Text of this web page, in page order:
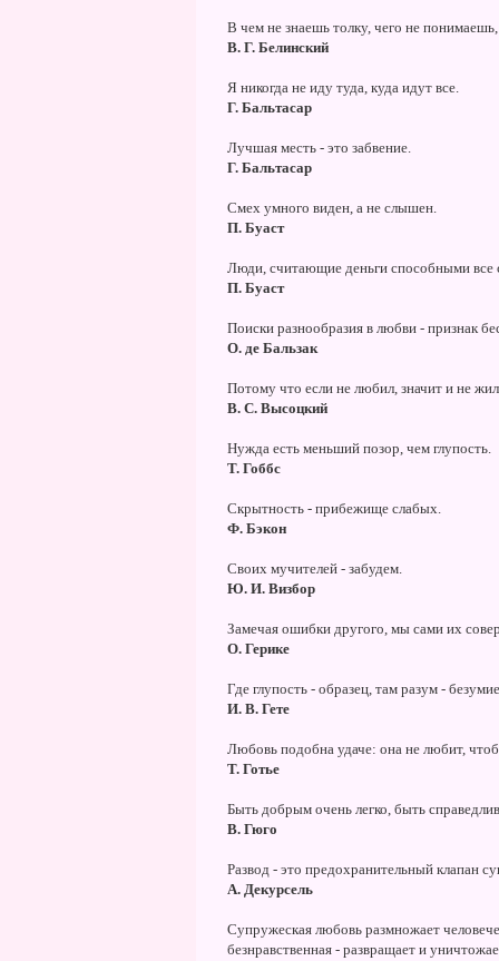
В чем не знаешь толку, чего не
В. Г. Белинский
Я никогда не иду туда, куда идут все.
Г. Бальтасар
Лучшая месть - это забвение.
Г. Бальтасар
Смех умного виден, а не слышен.
П. Буаст
Люди, считающие деньги способными все
П. Буаст
Поиски разнообразия в любви - признак
О. де Бальзак
Потому что если не любил, значит и не
В. С. Высоцкий
Нужда есть меньший позор, чем глупость.
Т. Гоббс
Скрытность - прибежище слабых.
Ф. Бэкон
Своих мучителей - забудем.
Ю. И. Визбор
Замечая ошибки другого, мы сами их
О. Герике
Где глупость - образец, там разум -
И. В. Гете
Любовь подобна удаче: она не любит,
Т. Готье
Быть добрым очень легко, быть
В. Гюго
Развод - это предохранительный клапан
А. Декурсель
Супружеская любовь размножает
безнравственная - развращает и